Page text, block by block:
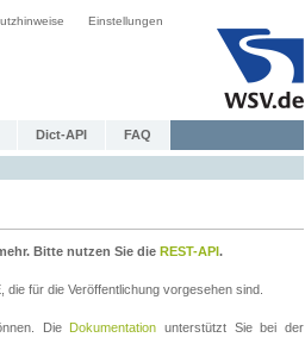
Einstellungen
Dict-API FAQ
Bitte nutzen Sie die REST-API.
für die Veröffentlichung vorgesehen sind.
Die Dokumentation unterstützt Sie bei der